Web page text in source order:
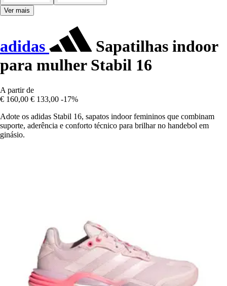
Ver mais
adidas
Sapatilhas indoor
para mulher Stabil 16
A partir de
€ 160,00 € 133,00 -17%
Adote os adidas Stabil 16, sapatos indoor femininos que combinam
suporte, aderência e conforto técnico para brilhar no handebol em
ginásio.